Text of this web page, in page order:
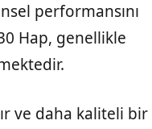
performansını
Hap, genellikle
ve daha kaliteli bir